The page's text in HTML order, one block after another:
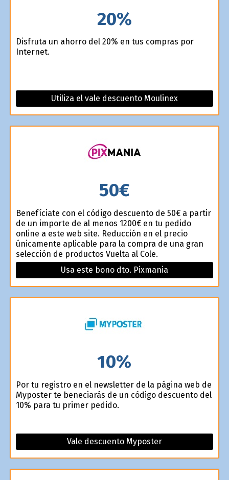
20%
Disfruta un ahorro del 20% en tus compras por
Internet.
Utiliza el vale descuento Moulinex
50€
Benefíciate con el código descuento de 50€ a partir
de un importe de al menos 1200€ en tu pedido
online a este web site. Reducción en el precio
únicamente aplicable para la compra de una gran
selección de productos Vuelta al Cole.
Usa este bono dto. Pixmania
10%
Por tu registro en el newsletter de la página web de
Myposter te beneficiarás de un código descuento del
10% para tu primer pedido.
Vale descuento Myposter